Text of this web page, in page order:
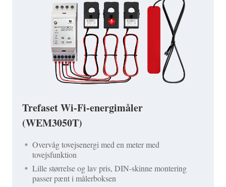
Trefaset Wi-Fi-energimåler
(WEM3050T)
Overvåg tovejsenergi med en meter med
tovejsfunktion
Lille størrelse og lav pris, DIN-skinne montering
passer pænt i målerboksen